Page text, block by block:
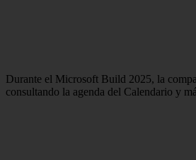
Durante el Microsoft Build 2025, la
consultando la agenda del Calendario y